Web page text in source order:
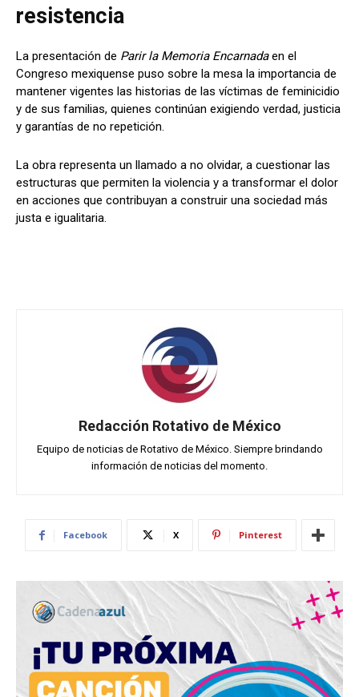
resistencia
La presentación de Parir la Memoria Encarnadaen el
Congreso mexiquense puso sobre la mesa la importancia de
mantener vigentes las historias de las víctimas de feminicidio
y de sus familias, quienes continúan exigiendo verdad, justicia
y garantías de no repetición.
La obra representa un llamado a no olvidar, a cuestionar las
estructuras que permiten la violencia y a transformar el dolor
en acciones que contribuyan a construir una sociedad más
justa e igualitaria.
Redacción Rotativo de México
Equipo de noticias de Rotativo de México. Siempre brindando
información de noticias del momento.
Facebook X Pinterest